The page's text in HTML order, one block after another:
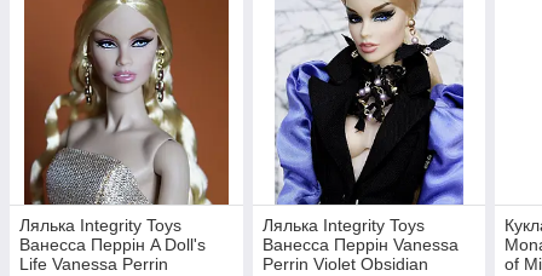
Лялька Integrity Toys
Ванесса Перрін A Doll's
Life Vanessa Perrin
Лялька Integrity Toys
Ванесса Перрін Vanessa
Perrin Violet Obsidian
of